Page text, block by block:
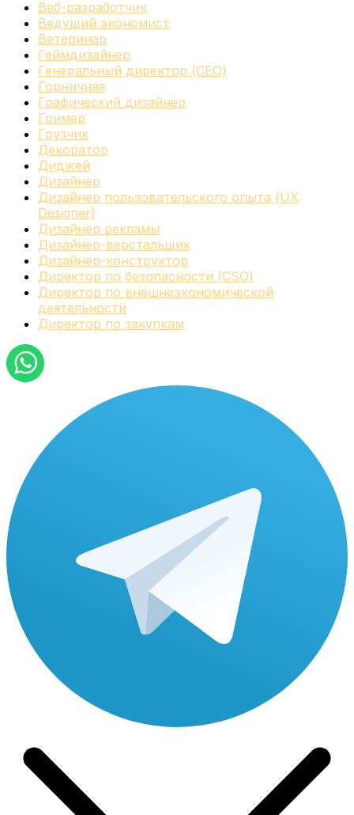
Веб-разработчик
Ведущий экономист
Ветеринар
Геймдизайнер
Генеральный директор (CEO)
Горничная
Графический дизайнер
Гример
Грузчик
Декоратор
Диджей
Дизайнер
Дизайнер пользовательского опыта (UX
Designer)
Дизайнер рекламы
Дизайнер-верстальщик
Дизайнер-конструктор
Директор по безопасности (CSO)
Директор по внешнеэкономической
деятельности
Директор по закупкам